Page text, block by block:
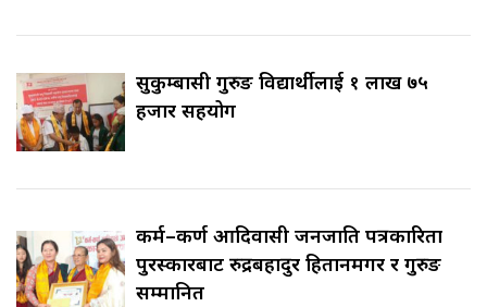
सुकुम्बासी गुरुङ विद्यार्थीलाई १ लाख ७५
हजार सहयोग
कर्म–कर्ण आदिवासी जनजाति पत्रकारिता
पुरस्कारबाट रुद्रबहादुर हितानमगर र गुरुङ
सम्मानित